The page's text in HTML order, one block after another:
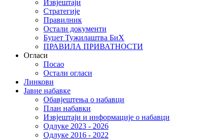
Извјештаји
Стратегије
Правилник
Остали документи
Буџет Тужилаштва БиХ
ПРАВИЛА ПРИВАТНОСТИ
Огласи
Посао
Остали огласи
Линкови
Јавне набавке
Обавјештења о набавци
План набавки
Извјештаји и информације о набавци
Одлуке 2023 - 2026
Одлуке 2016 - 2022